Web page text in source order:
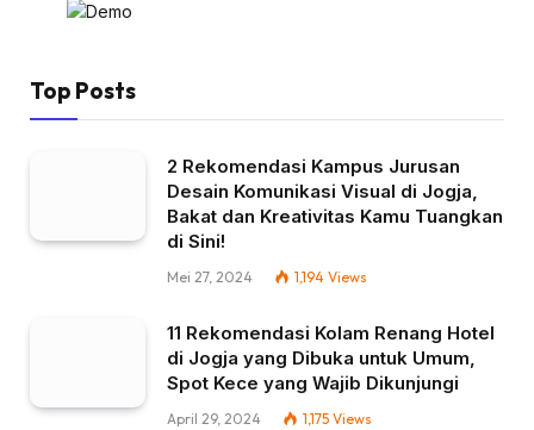
Top Posts
2 Rekomendasi Kampus Jurusan
Desain Komunikasi Visual di Jogja,
Bakat dan Kreativitas Kamu Tuangkan
di Sini!
Mei 27, 2024 1,194 Views
11 Rekomendasi Kolam Renang Hotel
di Jogja yang Dibuka untuk Umum,
Spot Kece yang Wajib Dikunjungi
April 29, 2024 1,175 Views